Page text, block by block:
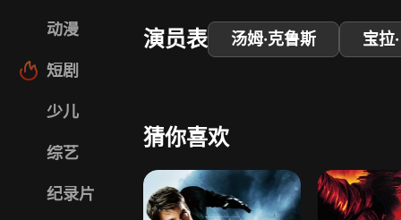
动漫
短剧
少儿
综艺
纪录片
演员表 汤姆·克鲁斯 宝拉
猜你喜欢